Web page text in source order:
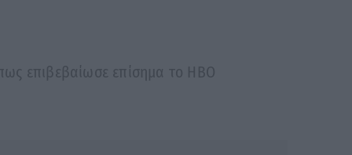
επιβεβαίωσε επίσημα το HBO